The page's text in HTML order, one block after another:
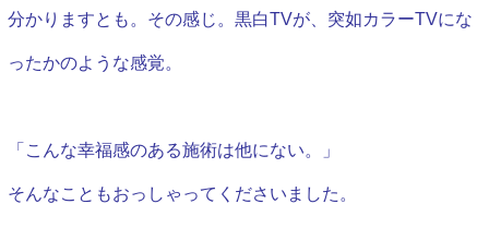
分かりますとも。その感じ。黒白TVが、突如カラーTVにな
ったかのような感覚。
「こんな幸福感のある施術は他にない。」
そんなこともおっしゃってくださいました。